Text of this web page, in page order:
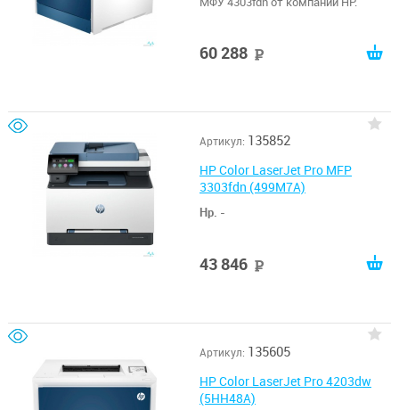
60 288
Артикул: 135852
HP Color LaserJet Pro MFP
3303fdn (499M7A)
Hp. -
43 846
Артикул: 135605
HP Color LaserJet Pro 4203dw
(5HH48A)